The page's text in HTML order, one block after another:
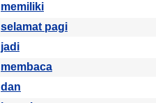
memiliki
selamat pagi
jadi
membaca
dan